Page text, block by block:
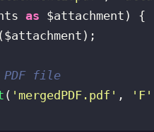
as $attachment )
{
( $attachment ) ;
PDF file
( 'mergedPDF.pdf' , 'F'